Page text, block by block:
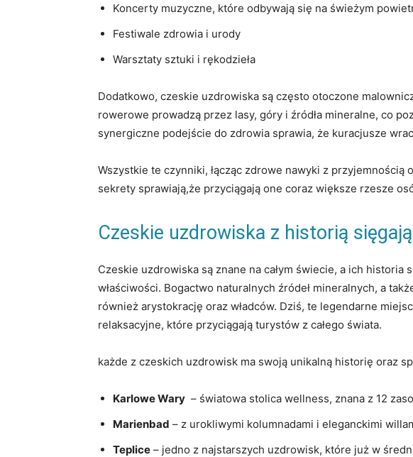
Koncerty muzyczne, które​ odbywają się na świeżym
Festiwale‍ zdrowia ‍i urody
Warsztaty sztuki i rękodzieła
Dodatkowo, czeskie uzdrowiska są często otoczone
rowerowe prowadzą przez lasy, góry ⁤i źródła⁤ mineralne, co
synergiczne podejście do ⁤zdrowia sprawia, że kuracjusze
Wszystkie te ‌czynniki, łącząc⁢ zdrowe nawyki z‌
sekrety​ sprawiają,że przyciągają one coraz⁢ większe rzesze‍
Czeskie uzdrowiska z ⁣historią
Czeskie ⁣uzdrowiska są znane na całym świecie, a ich
właściwości. Bogactwo naturalnych źródeł mineralnych,​ a
również arystokrację oraz władców. Dziś,‌ te legendarne⁣
relaksacyjne, które przyciągają turystów z całego świata.
każde z czeskich ⁢uzdrowisk ma swoją unikalną historię oraz
Karlowe Wary
– światowa stolica wellness, znana z 12
Marienbad – z ‌urokliwymi⁣ kolumnadami i eleganckimi
Teplice – ⁣jedno z ⁤najstarszych uzdrowisk, które już ​w